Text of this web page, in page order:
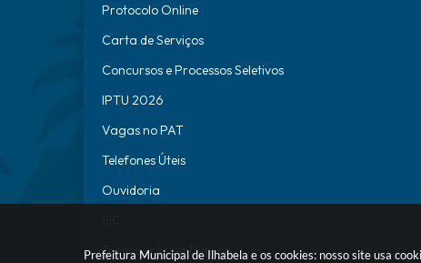
Prefeitura Municipal de Ilhabela e os cookies: nosso site usa
Protocolo Online
Carta de Serviços
Concursos e Processos Seletivos
IPTU 2026
Vagas no PAT
Telefones Úteis
Ouvidoria
Transparência Pública